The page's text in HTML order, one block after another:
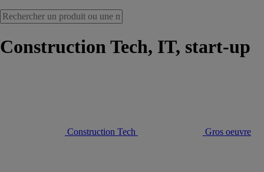
Construction Tech, IT, start-up
Construction Tech Gros oeuvre